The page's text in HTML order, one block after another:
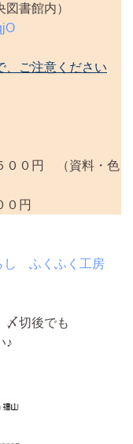
書館内）
、ご注意ください
００円 （資料・色
円
し ふくふく工房
〆切後でも
♪